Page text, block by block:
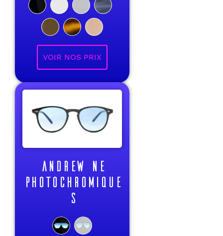
VOIR NOS PRIX
ANDREW NE
PHOTOCHROMIQUE
S